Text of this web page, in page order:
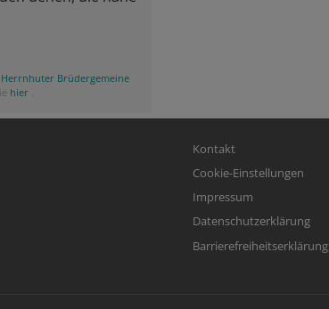
Herrnhuter Brüdergemeine
hier
Fußbereichsmenü
Kontakt
Cookie-Einstellungen
Impressum
Datenschutzerklärung
Barrierefreiheitserklärung